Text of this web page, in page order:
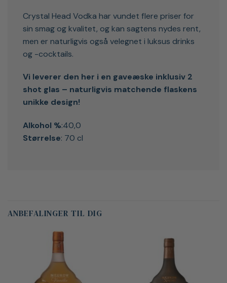
Crystal Head Vodka har vundet flere priser for
sin smag og kvalitet, og kan sagtens nydes rent,
men er naturligvis også velegnet i luksus drinks
og -cocktails.
Vi leverer den her i en gaveæske inklusiv 2
shot glas – naturligvis matchende flaskens
unikke design!
Alkohol %:40,0
Størrelse: 70 cl
ANBEFALINGER TIL DIG